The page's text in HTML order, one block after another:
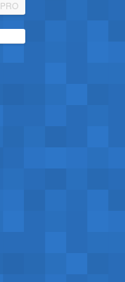
PRO